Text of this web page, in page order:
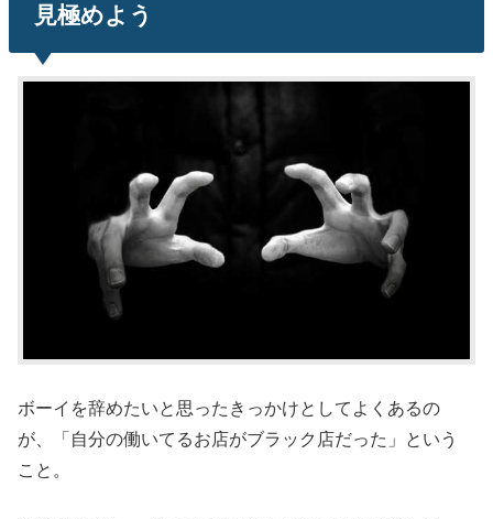
見極めよう
ボーイを辞めたいと思ったきっかけとしてよくあるの
が、「自分の働いてるお店がブラック店だった」という
こと。